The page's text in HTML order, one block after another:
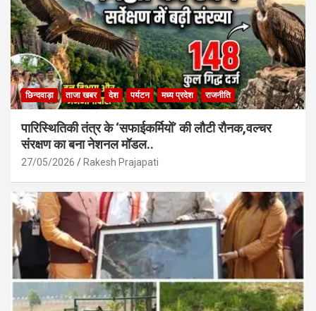
छिन्दवाड़ा ताजा खबर देश पर्यटन मध्य प्रदेश राजनीति
पारिस्थितिकी तंत्र के ‘सफाईकर्मियों’ की लौटी रौनक,वल्चर
संरक्षण का बना नेशनल मॉडल..
27/05/2026 Rakesh Prajapati